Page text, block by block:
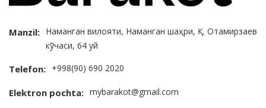
Manzil: Наманган вилояти, Наманган шаҳри, Қ. Отамирзаев
кўчаси, 64 уй
Telefon: +998(90) 690 2020
Elektron pochta: mybarakot@gmail.com